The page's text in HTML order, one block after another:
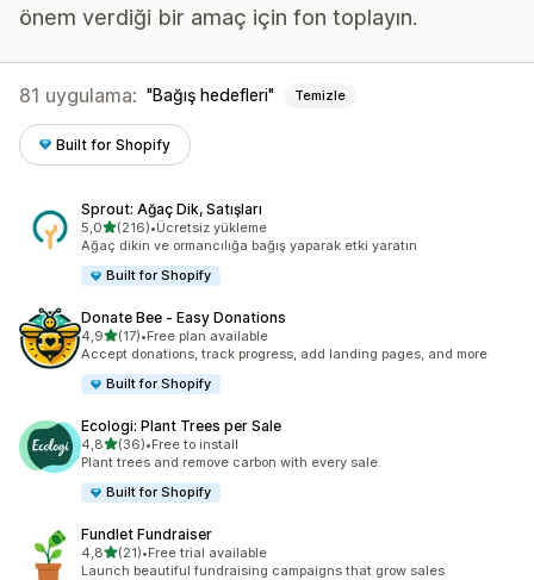
önem verdiği bir amaç için fon toplayın.
81 uygulama: Bağış hedefleri Temizle
Built for Shopify
Sprout: Ağaç Dik, Satışları
5,05 yıldız üzerinden
(216)
toplam 216 değerlendirme
•Ücretsiz yükleme
Ağaç dikin ve ormancılığa bağış yaparak etki yaratın
Built for Shopify
Donate Bee ‑ Easy Donations
4,95 yıldız üzerinden
(17)
toplam 17 değerlendirme
•Free plan available
Accept donations, track progress, add landing pages, and more
Built for Shopify
Ecologi: Plant Trees per Sale
4,85 yıldız üzerinden
(36)
toplam 36 değerlendirme
•Free to install
Plant trees and remove carbon with every sale.
Built for Shopify
Fundlet Fundraiser
4,85 yıldız üzerinden
(21)
toplam 21 değerlendirme
•Free trial available
Launch beautiful fundraising campaigns that grow sales